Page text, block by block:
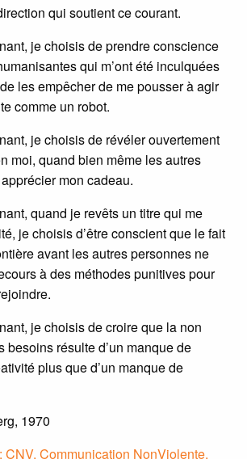
qui soutient ce courant.
je choisis de prendre conscience
qui m’ont été inculquées
les empêcher de me pousser à agir
comme un robot.
je choisis de révéler ouvertement
moi, quand bien même les autres
mon cadeau.
quand je revêts un titre qui me
je choisis d’être conscient que le fait
avant les autres personnes ne
à des méthodes punitives pour
je choisis de croire que la non
besoins résulte d’un manque de
plus que d’un manque de
1970
CNV, Communication NonViolente,